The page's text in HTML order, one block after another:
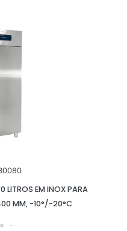
LITROS EM INOX PARA
MM, -10°/-20°C